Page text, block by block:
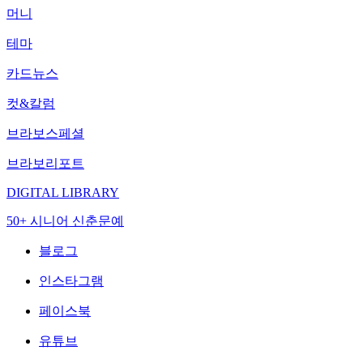
머니
테마
카드뉴스
컷&칼럼
브라보스페셜
브라보리포트
DIGITAL LIBRARY
50+ 시니어 신춘문예
블로그
인스타그램
페이스북
유튜브